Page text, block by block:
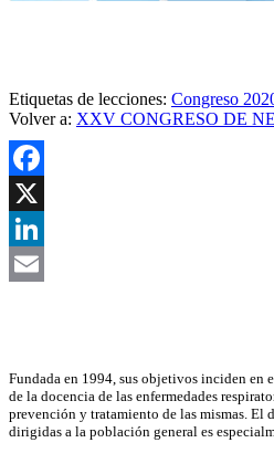
Etiquetas de lecciones: Congreso
Volver a: XXV CONGRESO DE
Facebook
X
LinkedIn
Fundada en 1994, sus objetivos inciden en
de la docencia de las enfermedades
prevención y tratamiento de las mismas. El
dirigidas a la población general es